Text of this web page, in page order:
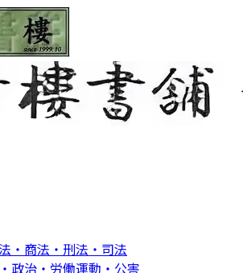
・商法・刑法・司法
政治・労働運動・公害